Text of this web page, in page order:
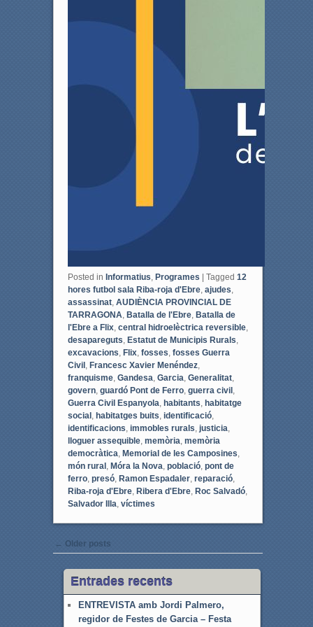
Posted in Informatius Programes | Tagged 12
hores futbol sala Riba-roja d'Ebre, ajudes
assassinat, AUDIÈNCIA PROVINCIAL DE
TARRAGONA Batalla de l'Ebre, Batalla de
l'Ebre a Flix, central hidroelèctrica reversible,
desapareguts Estatut de Municipis Rurals
excavacions Flix, fosses fosses Guerra
Civil, Francesc Xavier Menéndez,
franquisme, Gandesa Garcia Generalitat,
govern, guardó Pont de Ferro, guerra civil,
Guerra Civil Espanyola habitants habitatge
social, habitatges buits identificació,
identificacions immobles rurals justicia
lloguer assequible, memòria memòria
democràtica Memorial de les Camposines
món rural, Móra la Nova població, pont de
ferro, presó, Ramon Espadaler, reparació,
Riba-roja d'Ebre, Ribera d'Ebre, Roc Salvadó,
Salvador Illa víctimes
Post navigation
← Older posts
Entrades recents
ENTREVISTA amb Jordi Palmero,
regidor de Festes de Garcia – Festa